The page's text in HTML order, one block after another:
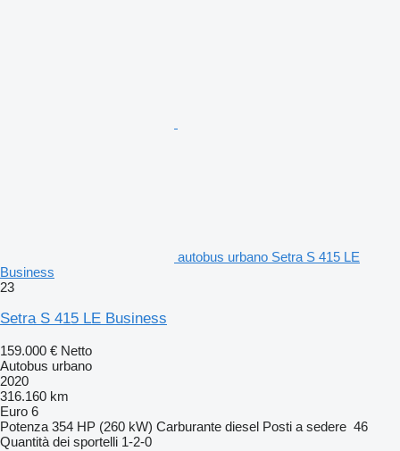
autobus urbano Setra S 415 LE
Business
23
Setra S 415 LE Business
159.000 € Netto
Autobus urbano
2020
316.160 km
Euro 6
Potenza 354 HP (260 kW) Carburante diesel Posti a sedere 46
Quantità dei sportelli 1-2-0